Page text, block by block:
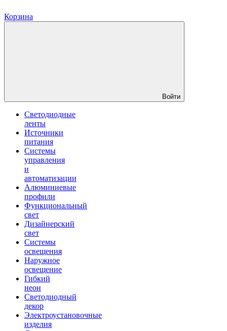
Корзина
Войти
Светодиодные
ленты
Источники
питания
Системы
управления
и
автоматизации
Алюминиевые
профили
Функциональный
свет
Дизайнерский
свет
Системы
освещения
Наружное
освещение
Гибкий
неон
Светодиодный
декор
Электроустановочные
изделия